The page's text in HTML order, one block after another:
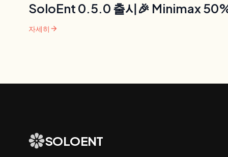
SoloEnt 0.5.0 출시🎉 Minimax
자세히 arrow_forward
SOLOENT